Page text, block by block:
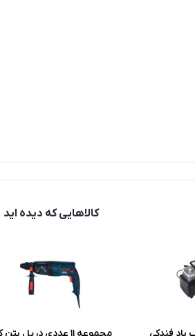
کالاهایی که دیده اید
باد فندکی
مجموعه 11 عددی دریل